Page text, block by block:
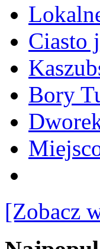
Ciasto
Bory
[Zobacz